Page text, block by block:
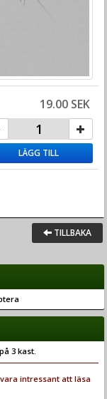
19.00 SEK
LÄGG TILL
TILLBAKA
3 kast.
intressant att läsa